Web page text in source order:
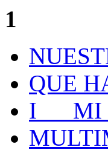
1
QUE
I MI